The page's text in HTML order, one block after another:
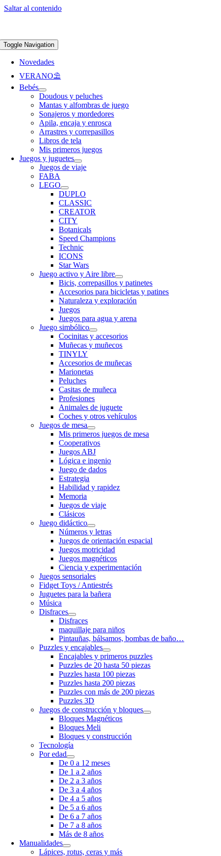
Saltar al contenido
Toggle Navigation
Novedades
VERANO⛱️​
Bebés
Doudous y peluches
Mantas y alfombras de juego
Sonajeros y mordedores
Apila, encaja y enrosca
Arrastres y correpasillos
Libros de tela
Mis primeros juegos
Juegos y juguetes
Juegos de viaje
FABA
LEGO
DUPLO
CLASSIC
CREATOR
CITY
Botanicals
Speed Champions
Technic
ICONS
Star Wars
Juego activo y Aire libre
Bicis, correpasillos y patinetes
Accesorios para bicicletas y patines
Naturaleza y exploración
Juegos
Juegos para agua y arena
Juego simbólico
Cocinitas y accesorios
Muñecas y muñecos
TINYLY
Accesorios de muñecas
Marionetas
Peluches
Casitas de muñeca
Profesiones
Animales de juguete
Coches y otros vehículos
Juegos de mesa
Mis primeros juegos de mesa
Cooperativos
Juegos ABJ
Lógica e ingenio
Juego de dados
Estrategia
Habilidad y rapidez
Memoria
Juegos de viaje
Clásicos
Juego didáctico
Números y letras
Juegos de orientación espacial
Juegos motricidad
Juegos magnéticos
Ciencia y experimentación
Juegos sensoriales
Fidget Toys / Antiestrés
Juguetes para la bañera
Música
Disfraces
Disfraces
maquillaje para niños
Pintauñas, bálsamos, bombas de baño…
Puzzles y encajables
Encajables y primeros puzzles
Puzzles de 20 hasta 50 piezas
Puzzles hasta 100 piezas
Puzzles hasta 200 piezas
Puzzles con más de 200 piezas
Puzzles 3D
Juegos de construcción y bloques
Bloques Magnéticos
Bloques Meli
Bloques y construcción
Tecnología
Por edad
De 0 a 12 meses
De 1 a 2 años
De 2 a 3 años
De 3 a 4 años
De 4 a 5 años
De 5 a 6 años
De 6 a 7 años
De 7 a 8 años
Más de 8 años
Manualidades
Lápices, rotus, ceras y más